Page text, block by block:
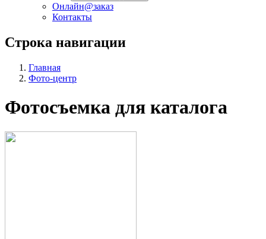
Онлайн@заказ
Контакты
Строка навигации
Главная
Фото-центр
Фотосъемка для каталога